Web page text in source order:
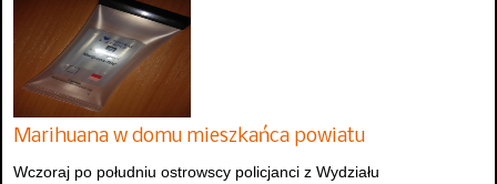
Marihuana w domu mieszkańca powiatu
Wczoraj po południu ostrowscy policjanci z Wydziału